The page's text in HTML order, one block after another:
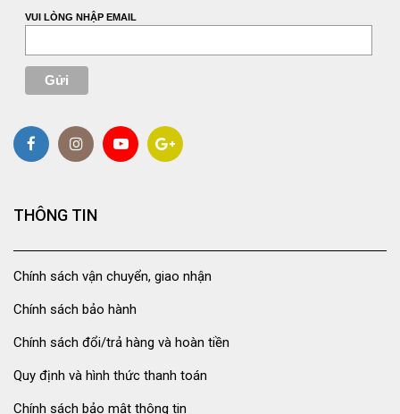
VUI LÒNG NHẬP EMAIL
THÔNG TIN
Chính sách vận chuyển, giao nhận
Chính sách bảo hành
Chính sách đổi/trả hàng và hoàn tiền
Quy định và hình thức thanh toán
Chính sách bảo mật thông tin